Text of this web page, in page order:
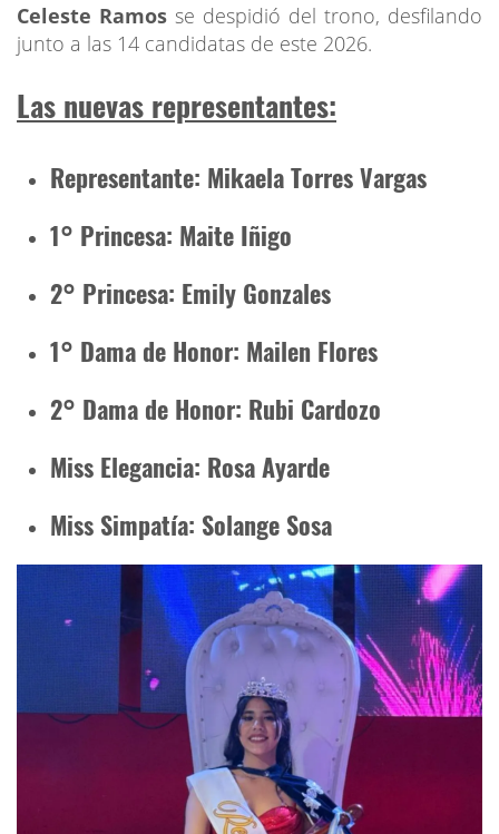
Celeste Ramos se despidió del trono, desfilando
junto a las 14 candidatas de este 2026.
Las nuevas representantes:
Representante: Mikaela Torres Vargas
1° Princesa: Maite Iñigo
2° Princesa: Emily Gonzales
1° Dama de Honor: Mailen Flores
2° Dama de Honor: Rubi Cardozo
Miss Elegancia: Rosa Ayarde
Miss Simpatía: Solange Sosa